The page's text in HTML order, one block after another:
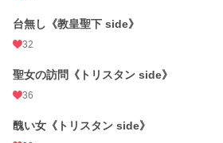
台無し《教皇聖下 side》
32
聖女の訪問《トリスタン side》
36
醜い女《トリスタン side》